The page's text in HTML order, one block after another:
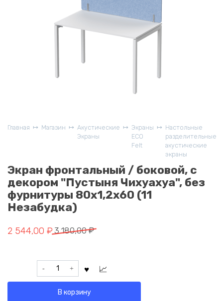
Главная Магазин
Акустические
Экраны
Экраны
ECO
Felt
Настольные
разделительные
акустические
экраны
Экран фронтальный / боковой, с
декором "Пустыня Чихуахуа", без
фурнитуры 80х1,2х60 (11
Незабудка)
3 180,00₽
Первоначальная
составляла
180,00 ₽.
2 544,00 ₽
Текущая
544,00 ₽.
Количество
товара
фронтальный
В корзину